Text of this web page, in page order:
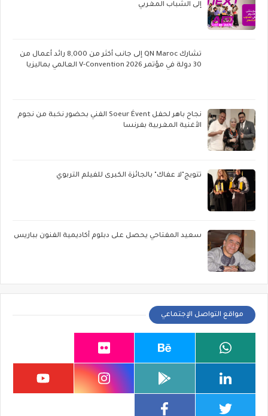
إلى الشباب المغربي
تشارك QN Maroc إلى جانب أكثر من 8,000 رائد أعمال من
30 دولة في مؤتمر V-Convention 2026 العالمي بماليزيا
نجاح باهر لحفل Soeur Évent الفني بحضور نخبة من نجوم
الأغنية المغربية بفرنسا
تتويج"لا عفاك" بالجائزة الكبرى للفيلم التربوي
سعيد المفتاحي يحصل على دبلوم أكاديمية الفنون بباريس
مواقع التواصل الإجتماعي